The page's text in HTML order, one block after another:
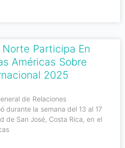
Participa En
Américas Sobre
2025
de Relaciones
durante la semana del 13 al 17
de San José, Costa Rica, en el